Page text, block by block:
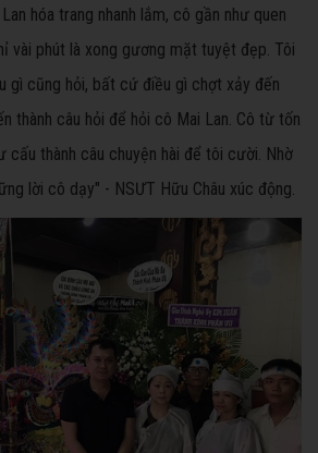
hóa trang nhanh lắm, cô gần như quen
vài phút là xong gương mặt tuyệt đẹp. Tôi
gì cũng hỏi, bất cứ điều gì chợt xảy đến
thành câu hỏi để hỏi cô Mai Lan. Cô từ tốn
cấu thành câu chuyện hài để tôi cười. Nhờ
lời cô dạy" - NSƯT Hữu Châu xúc động.